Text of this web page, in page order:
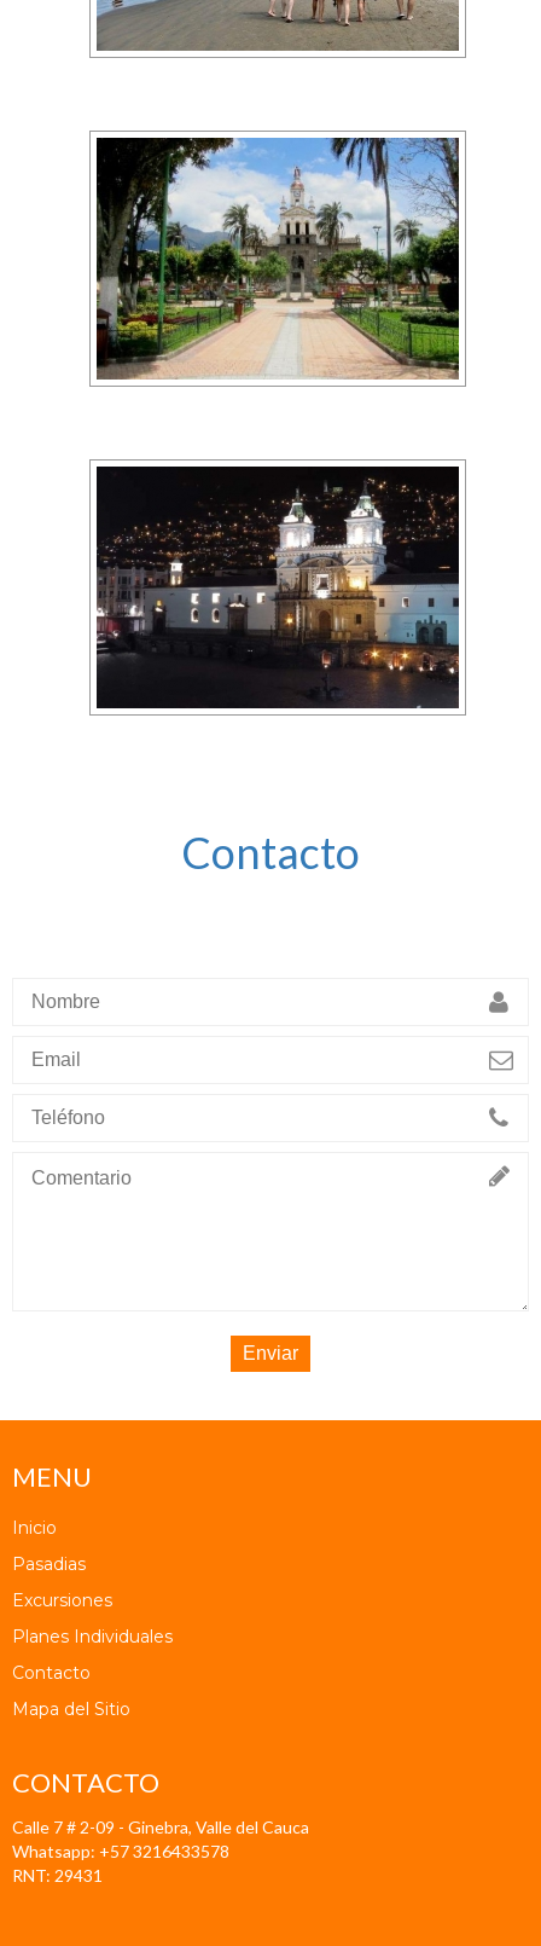
Contacto
Enviar
MENU
Inicio
Pasadias
Excursiones
Planes Individuales
Contacto
Mapa del Sitio
CONTACTO
Calle 7 # 2-09 - Ginebra, Valle del Cauca
Whatsapp: +57 3216433578
RNT: 29431